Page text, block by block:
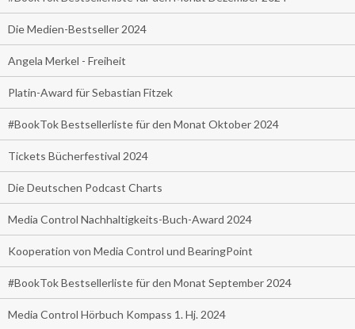
Die Medien-Bestseller 2024
Angela Merkel - Freiheit
Platin-Award für Sebastian Fitzek
#BookTok Bestsellerliste für den Monat Oktober 2024
Tickets Bücherfestival 2024
Die Deutschen Podcast Charts
Media Control Nachhaltigkeits-Buch-Award 2024
Kooperation von Media Control und BearingPoint
#BookTok Bestsellerliste für den Monat September 2024
Media Control Hörbuch Kompass 1. Hj. 2024